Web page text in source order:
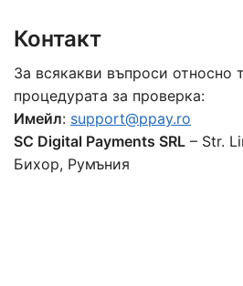
Контакт
За всякакви въпроси относно
процедурата за проверка:
Имейл: support@ppay.ro
SC Digital Payments SRL – Str.
Бихор, Румъния